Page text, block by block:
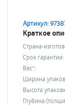
Артикул:
Краткое
Страна-
Срок гарантии:
Вес*:
Ширина
Высота
Глубина